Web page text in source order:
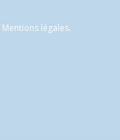
Mentions légales.